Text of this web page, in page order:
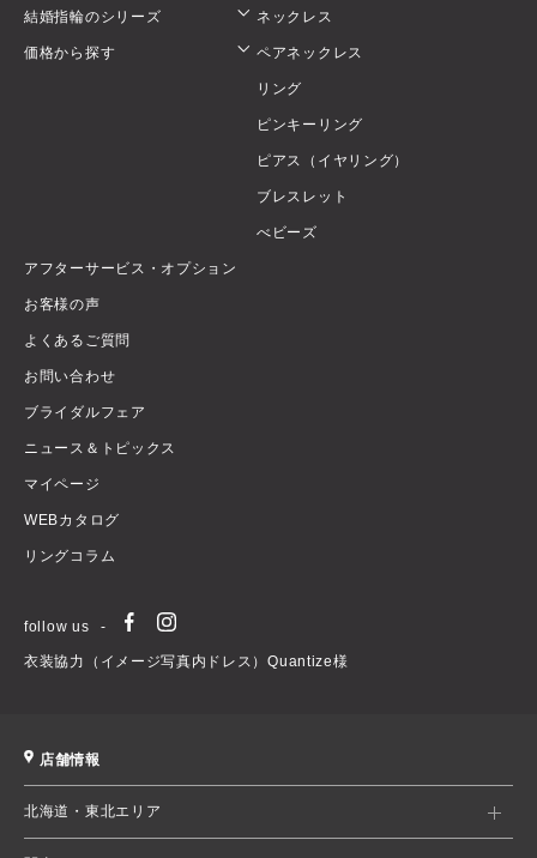
結婚指輪のシリーズ
価格から探す
ネックレス
ペアネックレス
リング
ピンキーリング
ピアス（イヤリング）
ブレスレット
べビーズ
アフターサービス・オプション
お客様の声
よくあるご質問
お問い合わせ
ブライダルフェア
ニュース＆トピックス
マイページ
WEBカタログ
リングコラム
follow us
衣装協力（イメージ写真内ドレス）Quantize様
店舗情報
北海道・東北エリア